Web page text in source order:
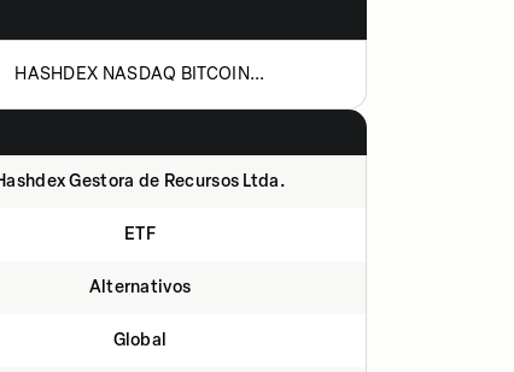
HASHDEX NASDAQ BITCOIN...
Gestora de Recursos Ltda.
ETF
Alternativos
Global